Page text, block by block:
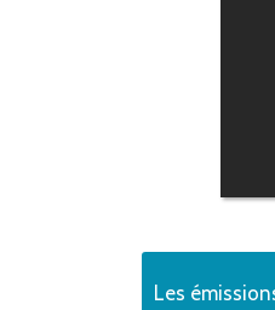
Les